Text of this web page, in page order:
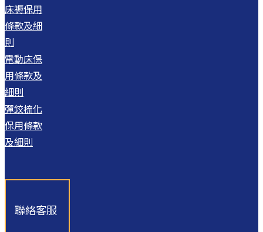
床褥保用
條款及細
則
電動床保
用條款及
細則
彈鉸梳化
保用條款
及細則
聯絡客服